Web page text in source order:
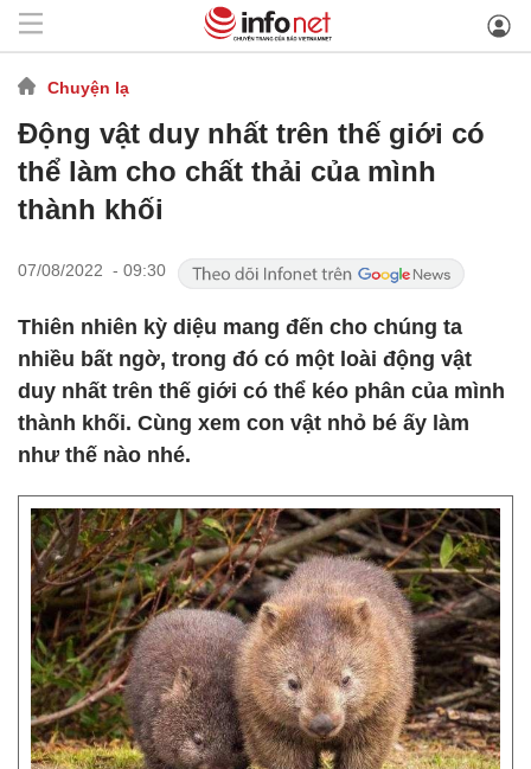
Chuyện lạ
Động vật duy nhất trên thế giới có
thể làm cho chất thải của mình
thành khối
07/08/2022 - 09:30
Thiên nhiên kỳ diệu mang đến cho chúng ta
nhiều bất ngờ, trong đó có một loài động vật
duy nhất trên thế giới có thể kéo phân của mình
thành khối. Cùng xem con vật nhỏ bé ấy làm
như thế nào nhé.